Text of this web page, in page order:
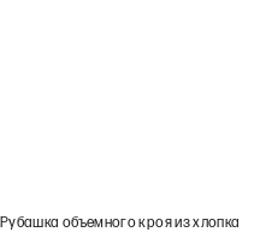
Рубашка объемного кроя из хлопка